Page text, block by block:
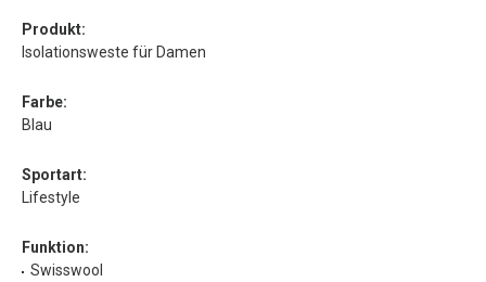
Produkt:
Isolationsweste für Damen
Farbe:
Blau
Sportart:
Lifestyle
Funktion:
Swisswool